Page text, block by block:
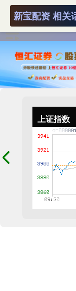
上证指数
新宝配资 相关